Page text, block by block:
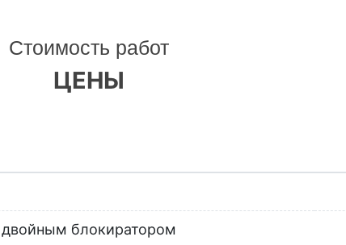
Стоимость работ
ЦЕНЫ
блокиратором